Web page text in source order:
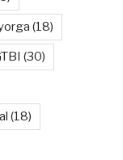
(18)
(30)
(18)